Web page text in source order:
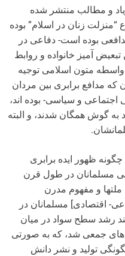
و مطالب منتشر شده
زنان در اسلام” بوده
بوده است- دفاعی در
تبعیض آمیز خانواده و روابط
واسطه متون اسلامی توجیه
که مدافع برابری بین مردان
اجتماعی و سیاسی- بوده اند،
به گوش همگان شدند، و البته
ظهور ایده برابری
مسلمانان در طول قرن
و مفهوم مدرن
اقتصادی] مسلمانان در
رشد سطح سواد در میان
های جمعی شد، که به صورتی
تولید و نشر دانش